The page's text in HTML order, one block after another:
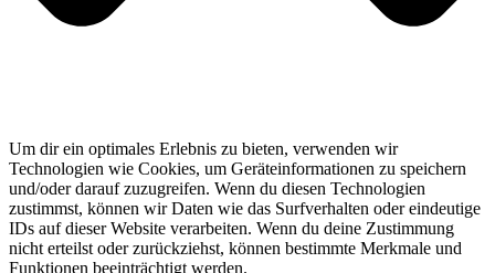
Um dir ein optimales Erlebnis zu bieten, verwenden wir
Technologien wie Cookies, um Geräteinformationen zu speichern
und/oder darauf zuzugreifen. Wenn du diesen Technologien
zustimmst, können wir Daten wie das Surfverhalten oder eindeutige
IDs auf dieser Website verarbeiten. Wenn du deine Zustimmung
nicht erteilst oder zurückziehst, können bestimmte Merkmale und
Funktionen beeinträchtigt werden.